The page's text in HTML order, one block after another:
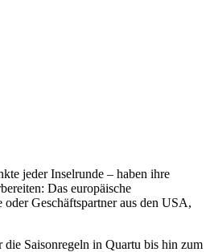
jeder Inselrunde – haben ihre
Das europäische
Geschäftspartner aus den USA,
Saisonregeln in Quartu bis hin zum